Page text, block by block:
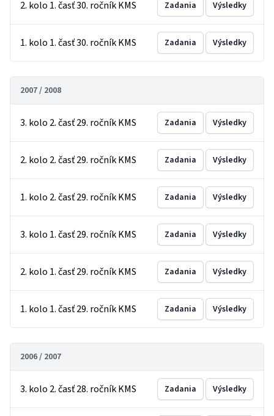
2. kolo 1. časť 30. ročník KMS Zadania Výsledky
1. kolo 1. časť 30. ročník KMS Zadania Výsledky
2007 / 2008
3. kolo 2. časť 29. ročník KMS Zadania Výsledky
2. kolo 2. časť 29. ročník KMS Zadania Výsledky
1. kolo 2. časť 29. ročník KMS Zadania Výsledky
3. kolo 1. časť 29. ročník KMS Zadania Výsledky
2. kolo 1. časť 29. ročník KMS Zadania Výsledky
1. kolo 1. časť 29. ročník KMS Zadania Výsledky
2006 / 2007
3. kolo 2. časť 28. ročník KMS Zadania Výsledky